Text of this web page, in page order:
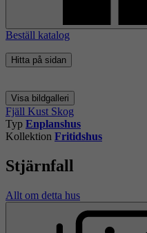
Beställ katalog
Hitta på sidan
Visa bildgalleri
Fjäll Kust Skog
Typ Enplanshus
Kollektion Fritidshus
Stjärnfall
Allt om detta hus